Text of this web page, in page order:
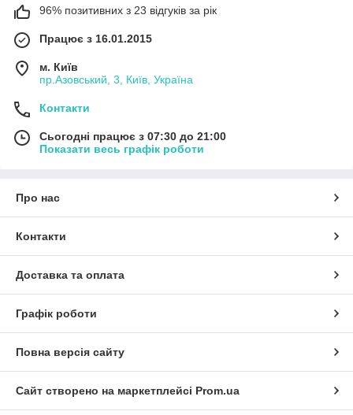
96% позитивних з 23 відгуків за рік
Працює з 16.01.2015
м. Київ
пр.Азовський, 3, Київ, Україна
Контакти
Сьогодні працює з 07:30 до 21:00
Показати весь графік роботи
Про нас
Контакти
Доставка та оплата
Графік роботи
Повна версія сайту
Сайт створено на маркетплейсі Prom.ua